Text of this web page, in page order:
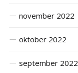
november 2022
oktober 2022
september 2022